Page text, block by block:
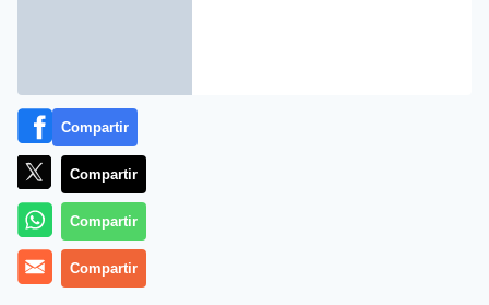
Compartir
Compartir
Compartir
Compartir